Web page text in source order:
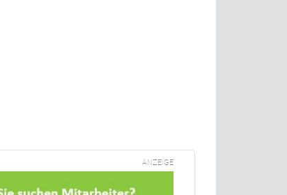
ANZEIGE